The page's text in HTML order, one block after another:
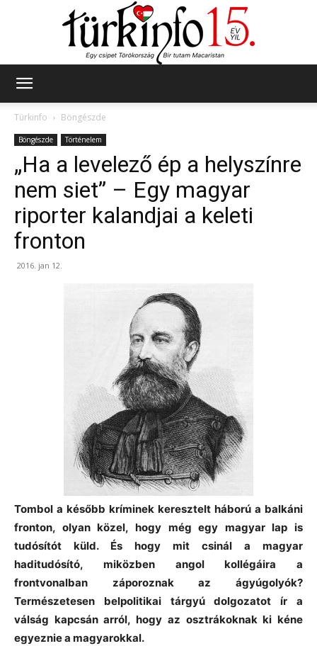
Türkinfo
Böngészde
Böngészde Történelem
„Ha a levelező ép a helyszínre
nem siet” – Egy magyar
riporter kalandjai a keleti
fronton
2016. jan 12.
Tombol a később kríminek keresztelt háború a balkáni
fronton, olyan közel, hogy még egy magyar lap is
tudósítót küld. És hogy mit csinál a magyar
haditudósító, miközben angol kollégáira a
frontvonalban záporoznak az ágyúgolyók?
Természetesen belpolitikai tárgyú dolgozatot ír a
válság kapcsán arról, hogy az osztrákoknak ki kéne
egyeznie a magyarokkal.